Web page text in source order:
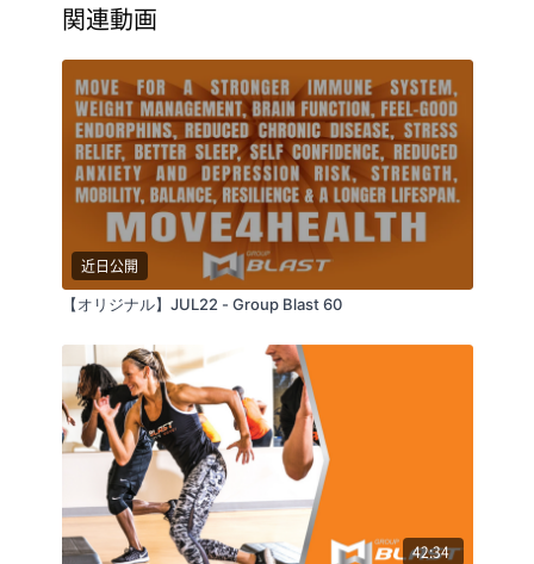
関連動画
近日公開
【オリジナル】JUL22 - Group Blast 60
42:34